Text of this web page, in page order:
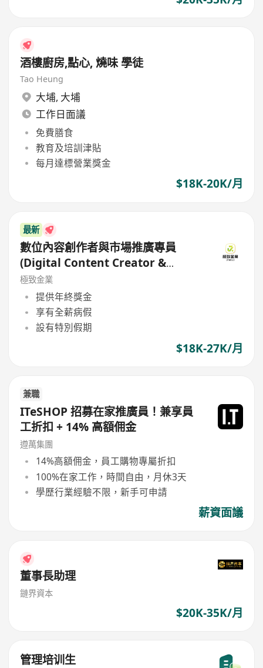
酒樓廚房,點心, 燒味 學徒
Tao Heung
大埔, 大埔
工作日面議
免費膳食
教育及培訓津貼
每月達標營業獎金
$18K-20K/月
最新
數位內容創作者與市場推廣專員
(Digital Content Creator &
Marketing Specialist)
極致金業
提供年終獎金
享有全薪病假
設有特別假期
$18K-27K/月
兼職
ITeSHOP 招募在家推廣員！兼享員
工折扣 + 14% 高額佣金
遵萬集團
14%高額佣金，員工購物專屬折扣
100%在家工作，時間自由，月休3天
學歷行業經驗不限，新手可申請
薪資面議
董事長助理
鏈界資本
$20K-35K/月
管理培训生